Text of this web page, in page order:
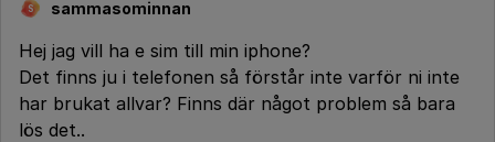
S sammasominnan
Hej jag vill ha e sim till min iphone?
Det finns ju i telefonen så förstår inte varför ni inte
har brukat allvar? Finns där något problem så bara
lös det..